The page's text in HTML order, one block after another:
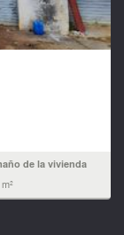
de la vivienda